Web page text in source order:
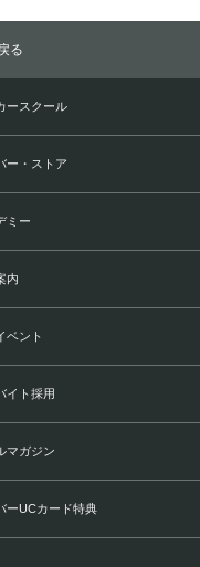
る
ースクール
ー・ストア
ミー
内
ベント
イト採用
マガジン
ーUCカード特典